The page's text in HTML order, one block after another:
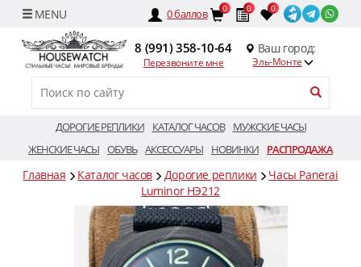
0баллов 0 0 0
8 (991) 358-10-64
Перезвоните мне
Ваш город:
Эль-Монте
ДОРОГИЕ РЕПЛИКИ КАТАЛОГ ЧАСОВ
МУЖСКИЕ ЧАСЫ
ЖЕНСКИЕ ЧАСЫ ОБУВЬ АКСЕССУАРЫ НОВИНКИ РАСПРОДАЖА
Главная Каталог часов Дорогие реплики
Часы Panerai
Luminor HЭ212